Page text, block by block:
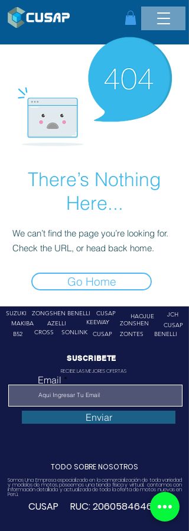
There’s Nothing
Here...
We can’t find the page you’re looking for.
Check the URL, or head back home.
Go Home
SUZUKI
ZONGSHEN
MAKIBA
AZELLI
BENELLI
CUSAP
KEEWAY
B52
CROSS SONLINK CUSAP
HAOJUE
JCH
ZONSHEN
ZONTES
CUSAP
BENELLI
SUSCRIBETE
RECIBE LAS MEJORES OFERTAS
Email
Enviar
TODO SOBRE NOSOTROS
Somos Una Empresa especializado en la comercialización de toda variedad
y modelos de motos, poseemos una tienda física y virtual. contamos con
información detallada y actualizada de toda la oferta de motos nuevas en
Perú.
CUSAP RUC:20605846468